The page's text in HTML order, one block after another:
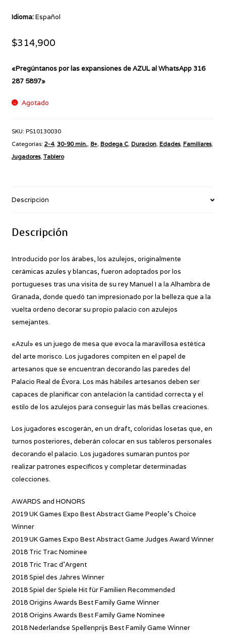
Idioma:Español
$314,900
«Pregúntanos por las expansiones de AZUL al WhatsApp 316
287 5897»
Agotado
SKU: PS10130030
Categorías: 2-4, 30-90 min., 8+, Bodega C, Duracion, Edades, Familiares,
Jugadores, Tablero
Descripción
Descripción
Introducido por los árabes, los azulejos, originalmente
cerámicas azules y blancas, fueron adoptados por los
portugueses tras una visita de su rey Manuel I a la Alhambra de
Granada, donde quedó tan impresionado por la belleza que a la
vuelta ordeno decorar su propio palacio con azulejos
semejantes.
«Azul» es un juego de mesa que evoca la maravillosa estética
del arte morisco. Los jugadores compiten en el papel de
artesanos que se encuentran decorando las paredes del
Palacio Real de Évora. Los más hábiles artesanos deben ser
capaces de planificar con antelación la cantidad correcta y el
estilo de los azulejos para conseguir las más bellas creaciones.
Los jugadores escogerán, en un draft, coloridas losetas que, en
turnos posteriores, deberán colocar en sus tableros personales
decorando el palacio. Los jugadores sumaran puntos por
realizar patrones específicos y completar determinadas
colecciones.
AWARDS and HONORS
2019 UK Games Expo Best Abstract Game People’s Choice
Winner
2019 UK Games Expo Best Abstract Game Judges Award Winner
2018 Tric Trac Nominee
2018 Tric Trac d’Argent
2018 Spiel des Jahres Winner
2018 Spiel der Spiele Hit für Familien Recommended
2018 Origins Awards Best Family Game Winner
2018 Origins Awards Best Family Game Nominee
2018 Nederlandse Spellenprijs Best Family Game Winner